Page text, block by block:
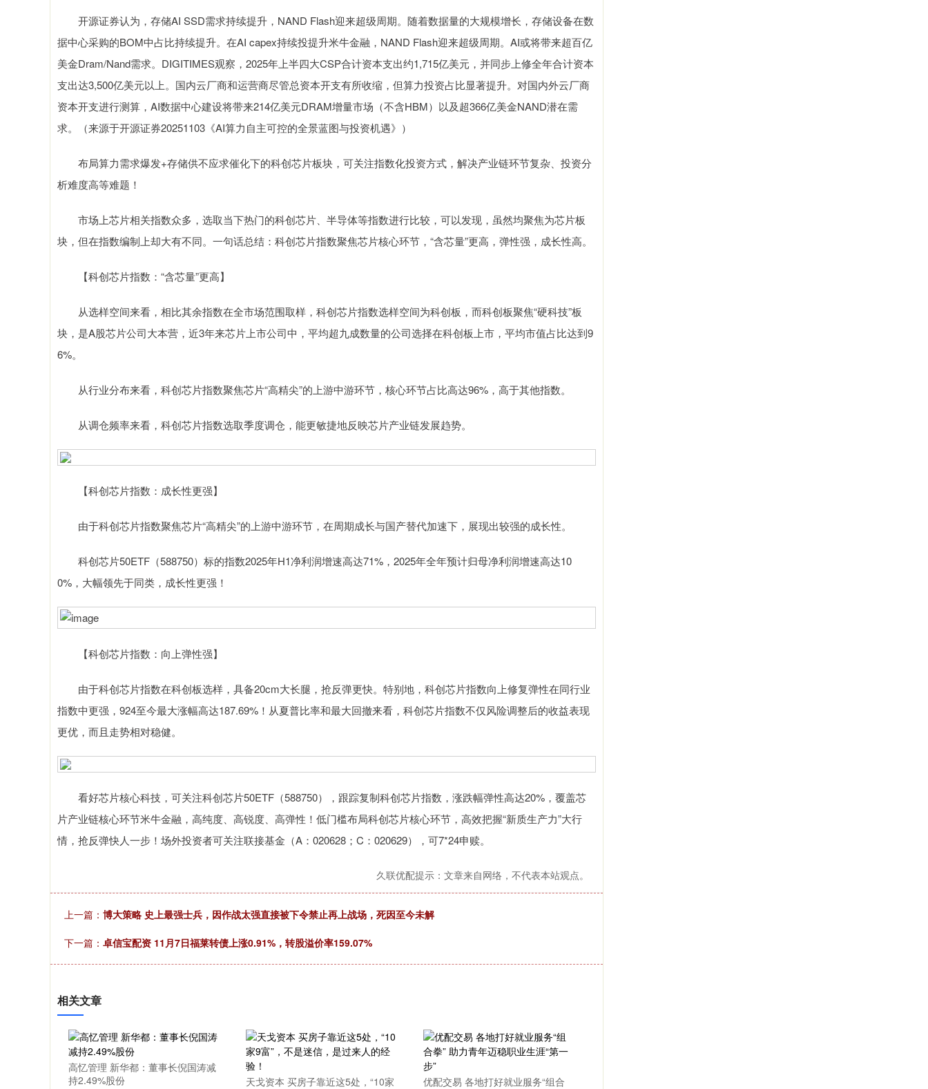
开源证券认为，存储AI SSD需求持续提升，NAND Flash迎来超级周期。随着数据量的大规模增长，存储设备在数
据中心采购的BOM中占比持续提升。在AI capex持续投提升米牛金融，NAND Flash迎来超级周期。AI或将带来超百亿
美金Dram/Nand需求。DIGITIMES观察，2025年上半四大CSP合计资本支出约1,715亿美元，并同步上修全年合计资本
支出达3,500亿美元以上。国内云厂商和运营商尽管总资本开支有所收缩，但算力投资占比显著提升。对国内外云厂商
资本开支进行测算，AI数据中心建设将带来214亿美元DRAM增量市场（不含HBM）以及超366亿美金NAND潜在需
求。（来源于开源证券20251103《AI算力自主可控的全景蓝图与投资机遇》）
布局算力需求爆发+存储供不应求催化下的科创芯片板块，可关注指数化投资方式，解决产业链环节复杂、投资分
析难度高等难题！
市场上芯片相关指数众多，选取当下热门的科创芯片、半导体等指数进行比较，可以发现，虽然均聚焦为芯片板
块，但在指数编制上却大有不同。一句话总结：科创芯片指数聚焦芯片核心环节，“含芯量”更高，弹性强，成长性高。
【科创芯片指数：“含芯量”更高】
从选样空间来看，相比其余指数在全市场范围取样，科创芯片指数选样空间为科创板，而科创板聚焦“硬科技”板
块，是A股芯片公司大本营，近3年来芯片上市公司中，平均超九成数量的公司选择在科创板上市，平均市值占比达到9
6%。
从行业分布来看，科创芯片指数聚焦芯片“高精尖”的上游中游环节，核心环节占比高达96%，高于其他指数。
从调仓频率来看，科创芯片指数选取季度调仓，能更敏捷地反映芯片产业链发展趋势。
【科创芯片指数：成长性更强】
由于科创芯片指数聚焦芯片“高精尖”的上游中游环节，在周期成长与国产替代加速下，展现出较强的成长性。
科创芯片50ETF（588750）标的指数2025年H1净利润增速高达71%，2025年全年预计归母净利润增速高达10
0%，大幅领先于同类，成长性更强！
【科创芯片指数：向上弹性强】
由于科创芯片指数在科创板选样，具备20cm大长腿，抢反弹更快。特别地，科创芯片指数向上修复弹性在同行业
指数中更强，924至今最大涨幅高达187.69%！从夏普比率和最大回撤来看，科创芯片指数不仅风险调整后的收益表现
更优，而且走势相对稳健。
看好芯片核心科技，可关注科创芯片50ETF（588750），跟踪复制科创芯片指数，涨跌幅弹性高达20%，覆盖芯
片产业链核心环节米牛金融，高纯度、高锐度、高弹性！低门槛布局科创芯片核心环节，高效把握“新质生产力”大行
情，抢反弹快人一步！场外投资者可关注联接基金（A：020628；C：020629），可7*24申赎。
久联优配提示：文章来自网络，不代表本站观点。
上一篇： 博大策略 史上最强士兵，因作战太强直接被下令禁止再上战场，死因至今未解
下一篇： 卓信宝配资 11月7日福莱转债上涨0.91%，转股溢价率159.07%
相关文章
高忆管理 新华都：董事长倪国涛减
持2.49%股份
天戈资本 买房子靠近这5处，“10家
优配交易 各地打好就业服务“组合